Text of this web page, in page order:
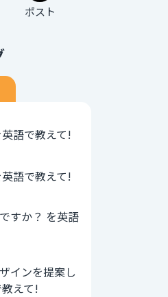
ポスト
語で教えて!
語で教えて!
すか？ を英語
インを提案し
えて!